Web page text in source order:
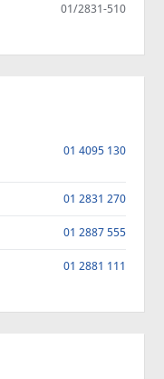
01/2831-510
01 4095 130
01 2831 270
01 2887 555
01 2881 111